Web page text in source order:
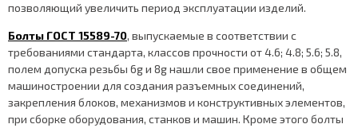
позволяющий увеличить период эксплуатации изделий.
Болты ГОСТ 15589-70, выпускаемые в соответствии с
требованиями стандарта, классов прочности от 4.6; 4.8; 5.6; 5.8,
полем допуска резьбы 6g и 8g нашли свое применение в общем
машиностроении для создания разъемных соединений,
закрепления блоков, механизмов и конструктивных элементов,
при сборке оборудования, станков и машин. Кроме этого болты